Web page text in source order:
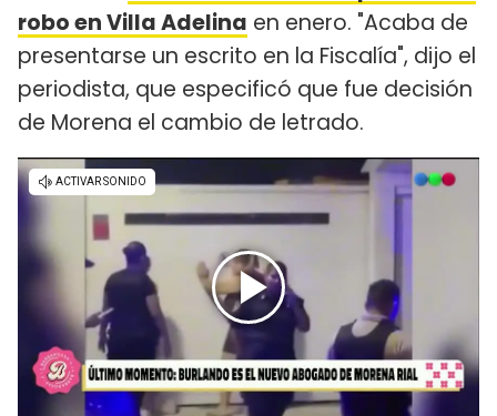
robo en Villa Adelina en enero. "Acaba de
presentarse un escrito en la Fiscalía", dijo el
periodista, que especificó que fue decisión
de Morena el cambio de letrado.